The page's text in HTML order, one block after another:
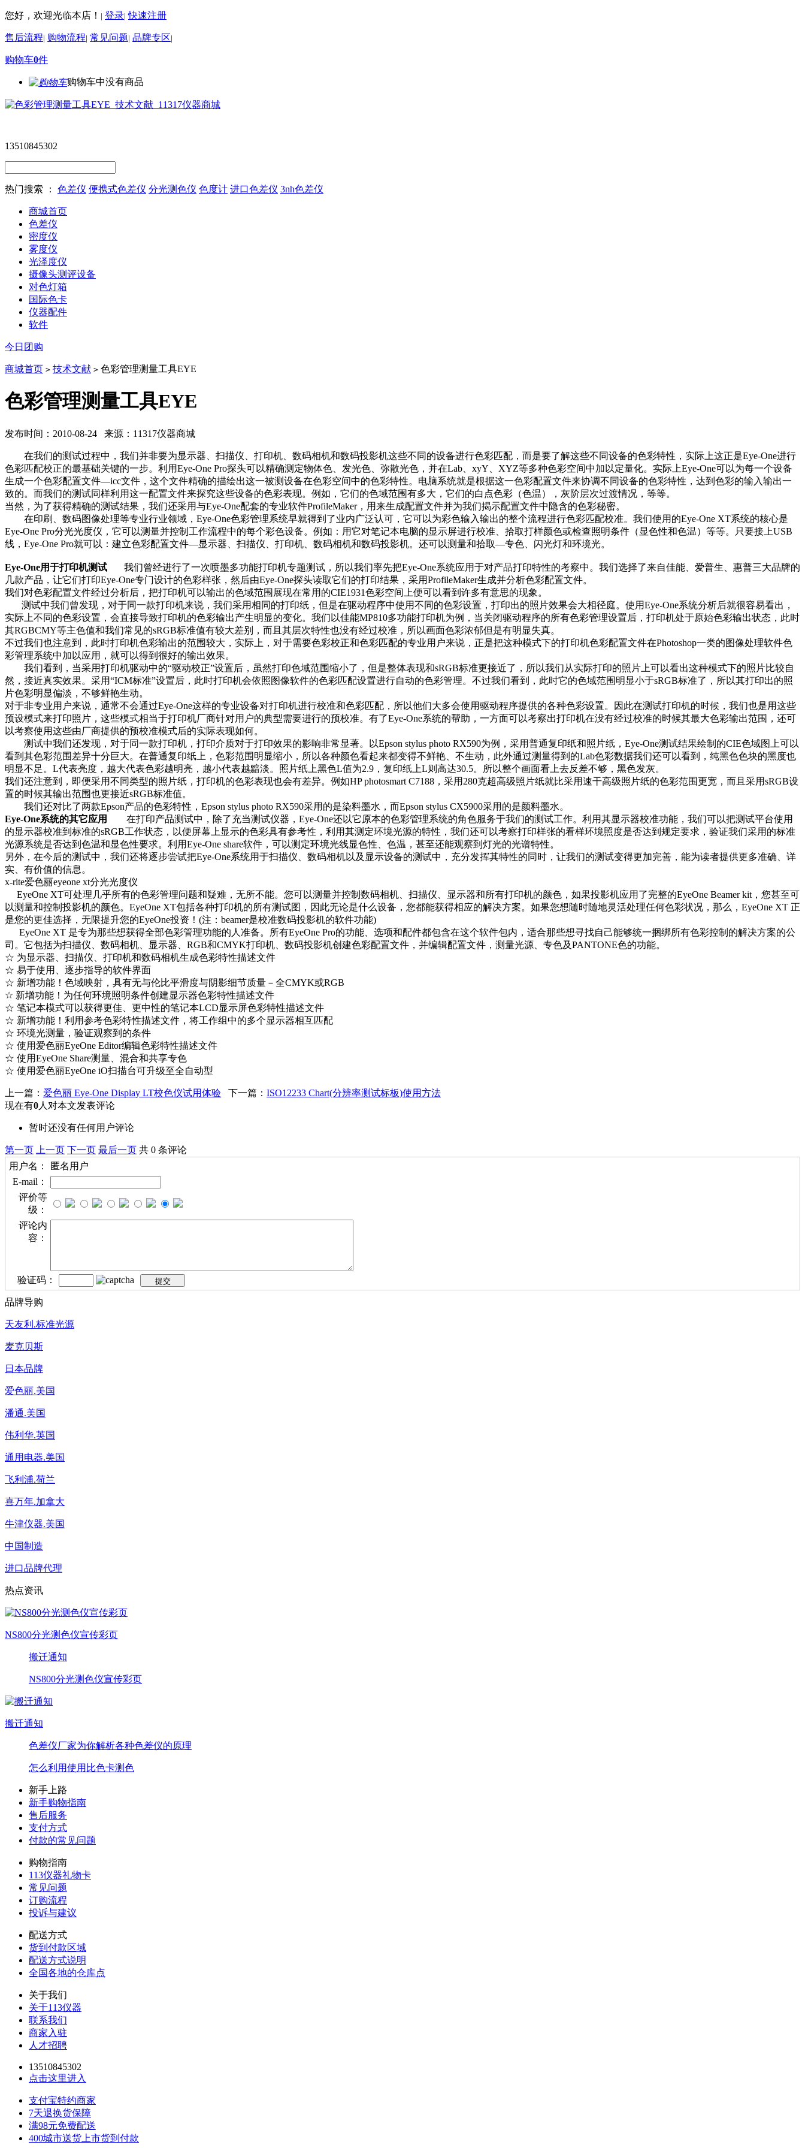
您好，欢迎光临本店！ | 登录| 快速注册
售后流程| 购物流程| 常见问题| 品牌专区|
购物车0件
购物车中没有商品
13510845302
热门搜索 ： 色差仪 便携式色差仪 分光测色仪 色度计 进口色差仪 3nh色差仪
商城首页
色差仪
密度仪
雾度仪
光泽度仪
摄像头测评设备
对色灯箱
国际色卡
仪器配件
软件
今日团购
商城首页 > 技术文献 > 色彩管理测量工具EYE
色彩管理测量工具EYE
发布时间：2010-08-24 来源：11317仪器商城
在我们的测试过程中，我们并非要为显示器、扫描仪、打印机、数码相机和数码投影机这些不同的设备进行色彩匹配，而是要了解这些不同设备的色彩特性，实际上这正是Eye-One进行
色彩匹配校正的最基础关键的一步。利用Eye-One Pro探头可以精确测定物体色、发光色、弥散光色，并在Lab、xyY、XYZ等多种色彩空间中加以定量化。实际上Eye-One可以为每一个设备
生成一个色彩配置文件—icc文件，这个文件精确的描绘出这一被测设备在色彩空间中的色彩特性。电脑系统就是根据这一色彩配置文件来协调不同设备的色彩特性，达到色彩的输入输出一
致的。而我们的测试同样利用这一配置文件来探究这些设备的色彩表现。例如，它们的色域范围有多大，它们的白点色彩（色温），灰阶层次过渡情况，等等。
当然，为了获得精确的测试结果，我们还采用与Eye-One配套的专业软件ProfileMaker，用来生成配置文件并为我们揭示配置文件中隐含的色彩秘密。
在印刷、数码图像处理等专业行业领域，Eye-One色彩管理系统早就得到了业内广泛认可，它可以为彩色输入输出的整个流程进行色彩匹配校准。我们使用的Eye-One XT系统的核心是
Eye-One Pro分光光度仪，它可以测量并控制工作流程中的每个彩色设备。例如：用它对笔记本电脑的显示屏进行校准、拾取打样颜色或检查照明条件（显色性和色温）等等。只要接上USB
线，Eye-One Pro就可以：建立色彩配置文件—显示器、扫描仪、打印机、数码相机和数码投影机。还可以测量和拾取—专色、闪光灯和环境光。
Eye-One用于打印机测试 我们曾经进行了一次喷墨多功能打印机专题测试，所以我们率先把Eye-One系统应用于对产品打印特性的考察中。我们选择了来自佳能、爱普生、惠普三大品牌的
几款产品，让它们打印Eye-One专门设计的色彩样张，然后由Eye-One探头读取它们的打印结果，采用ProfileMaker生成并分析色彩配置文件。
我们对色彩配置文件经过分析后，把打印机可以输出的色域范围展现在常用的CIE1931色彩空间上便可以看到许多有意思的现象。
测试中我们曾发现，对于同一款打印机来说，我们采用相同的打印纸，但是在驱动程序中使用不同的色彩设置，打印出的照片效果会大相径庭。使用Eye-One系统分析后就很容易看出，
实际上不同的色彩设置，会直接导致打印机的色彩输出产生明显的变化。我们以佳能MP810多功能打印机为例，当关闭驱动程序的所有色彩管理设置后，打印机处于原始色彩输出状态，此时
其RGBCMY等主色值和我们常见的sRGB标准值有较大差别，而且其层次特性也没有经过校准，所以画面色彩浓郁但是有明显失真。
不过我们也注意到，此时打印机色彩输出的范围较大，实际上，对于需要色彩校正和色彩匹配的专业用户来说，正是把这种模式下的打印机色彩配置文件在Photoshop一类的图像处理软件色
彩管理系统中加以应用，就可以得到很好的输出效果。
我们看到，当采用打印机驱动中的“驱动校正”设置后，虽然打印色域范围缩小了，但是整体表现和sRGB标准更接近了，所以我们从实际打印的照片上可以看出这种模式下的照片比较自
然，接近真实效果。采用“ICM标准”设置后，此时打印机会依照图像软件的色彩匹配设置进行自动的色彩管理。不过我们看到，此时它的色域范围明显小于sRGB标准了，所以其打印出的照
片色彩明显偏淡，不够鲜艳生动。
对于非专业用户来说，通常不会通过Eye-One这样的专业设备对打印机进行校准和色彩匹配，所以他们大多会使用驱动程序提供的各种色彩设置。因此在测试打印机的时候，我们也是用这些
预设模式来打印照片，这些模式相当于打印机厂商针对用户的典型需要进行的预校准。有了Eye-One系统的帮助，一方面可以考察出打印机在没有经过校准的时候其最大色彩输出范围，还可
以考察使用这些由厂商提供的预校准模式后的实际表现如何。
测试中我们还发现，对于同一款打印机，打印介质对于打印效果的影响非常显著。以Epson stylus photo RX590为例，采用普通复印纸和照片纸，Eye-One测试结果绘制的CIE色域图上可以
看到其色彩范围差异十分巨大。在普通复印纸上，色彩范围明显缩小，所以各种颜色看起来都变得不鲜艳、不生动，此外通过测量得到的Lab色彩数据我们还可以看到，纯黑色色块的黑度也
明显不足。L代表亮度，越大代表色彩越明亮，越小代表越黯淡。照片纸上黑色L值为2.9，复印纸上L则高达30.5。所以整个画面看上去反差不够，黑色发灰。
我们还注意到，即便采用不同类型的照片纸，打印机的色彩表现也会有差异。例如HP photosmart C7188，采用280克超高级照片纸就比采用速干高级照片纸的色彩范围更宽，而且采用sRGB设
置的时候其输出范围也更接近sRGB标准值。
我们还对比了两款Epson产品的色彩特性，Epson stylus photo RX590采用的是染料墨水，而Epson stylus CX5900采用的是颜料墨水。
Eye-One系统的其它应用
在打印产品测试中，除了充当测试仪器，Eye-One还以它原本的色彩管理系统的角色服务于我们的测试工作。利用其显示器校准功能，我们可以把测试平台使用
的显示器校准到标准的sRGB工作状态，以便屏幕上显示的色彩具有参考性，利用其测定环境光源的特性，我们还可以考察打印样张的看样环境照度是否达到规定要求，验证我们采用的标准
光源系统是否达到色温和显色性要求。利用Eye-One share软件，可以测定环境光线显色性、色温，甚至还能观察到灯光的光谱特性。
另外，在今后的测试中，我们还将逐步尝试把Eye-One系统用于扫描仪、数码相机以及显示设备的测试中，充分发挥其特性的同时，让我们的测试变得更加完善，能为读者提供更多准确、详
实、有价值的信息。
x-rite爱色丽eyeone xt分光光度仪
EyeOne XT可处理几乎所有的色彩管理问题和疑难，无所不能。您可以测量并控制数码相机、扫描仪、显示器和所有打印机的颜色，如果投影机应用了完整的EyeOne Beamer kit，您甚至可
以测量和控制投影机的颜色。EyeOne XT包括各种打印机的所有测试图，因此无论是什么设备，您都能获得相应的解决方案。如果您想随时随地灵活处理任何色彩状况，那么，EyeOne XT 正
是您的更佳选择，无限提升您的EyeOne投资！(注：beamer是校准数码投影机的软件功能)
EyeOne XT 是专为那些想获得全部色彩管理功能的人准备。所有EyeOne Pro的功能、选项和配件都包含在这个软件包内，适合那些想寻找自己能够统一捆绑所有色彩控制的解决方案的公
司。它包括为扫描仪、数码相机、显示器、RGB和CMYK打印机、数码投影机创建色彩配置文件，并编辑配置文件，测量光源、专色及PANTONE色的功能。
☆ 为显示器、扫描仪、打印机和数码相机生成色彩特性描述文件
☆ 易于使用、逐步指导的软件界面
☆ 新增功能！色域映射，具有无与伦比平滑度与阴影细节质量－全CMYK或RGB
☆ 新增功能！为任何环境照明条件创建显示器色彩特性描述文件
☆ 笔记本模式可以获得更佳、更中性的笔记本LCD显示屏色彩特性描述文件
☆ 新增功能！利用参考色彩特性描述文件，将工作组中的多个显示器相互匹配
☆ 环境光测量，验证观察到的条件
☆ 使用爱色丽EyeOne Editor编辑色彩特性描述文件
☆ 使用EyeOne Share测量、混合和共享专色
☆ 使用爱色丽EyeOne iO扫描台可升级至全自动型
上一篇： 爱色丽 Eye-One Display LT校色仪试用体验 下一篇： ISO12233 Chart(分辨率测试标板)使用方法
现在有0人对本文发表评论
暂时还没有任何用户评论
第一页 上一页 下一页 最后一页 共 0 条评论
用户名：
匿名用户
E-mail：
评价等
级：
评论内
容：
验证码：
品牌导购
天友利.标准光源
麦克贝斯
日本品牌
爱色丽.美国
潘通.美国
伟利华.英国
通用电器.美国
飞利浦.荷兰
喜万年.加拿大
牛津仪器.美国
中国制造
进口品牌代理
热点资讯
NS800分光测色仪宣传彩页
搬迁通知
NS800分光测色仪宣传彩页
搬迁通知
色差仪厂家为你解析各种色差仪的原理
怎么利用使用比色卡测色
新手上路
新手购物指南
售后服务
支付方式
付款的常见问题
购物指南
113仪器礼物卡
常见问题
订购流程
投诉与建议
配送方式
货到付款区域
配送方式说明
全国各地的仓库点
关于我们
关于113仪器
联系我们
商家入驻
人才招聘
13510845302
点击这里进入
支付宝特约商家
7天退换货保障
满98元免费配送
400城市送货上市货到付款